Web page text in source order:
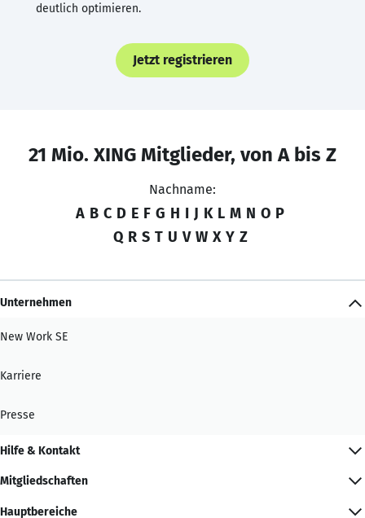
deutlich optimieren.
Jetzt registrieren
21 Mio. XING Mitglieder, von A bis Z
Nachname:
A B C D E F G H I J K L M N O P
Q R S T U V W X Y Z
Unternehmen
New Work SE
Karriere
Presse
Hilfe & Kontakt
Mitgliedschaften
Hauptbereiche